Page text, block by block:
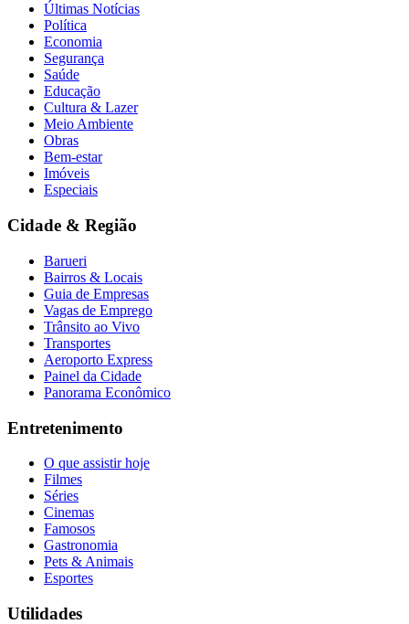
Flamengo
Últimas Notícias
Política
Economia
Segurança
Saúde
Educação
Cultura & Lazer
Meio Ambiente
Obras
Bem-estar
Imóveis
Especiais
Cidade & Região
Barueri
Bairros & Locais
Guia de Empresas
Vagas de Emprego
Trânsito ao Vivo
Transportes
Aeroporto Express
Painel da Cidade
Panorama Econômico
Entretenimento
O que assistir hoje
Filmes
Séries
Cinemas
Famosos
Gastronomia
Pets & Animais
Esportes
Utilidades